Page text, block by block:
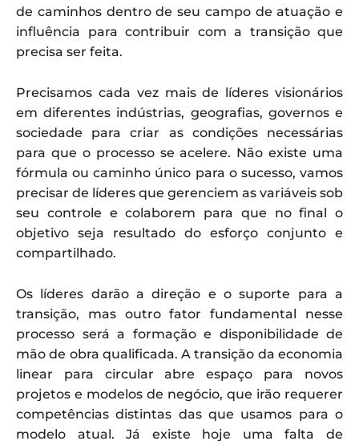
de caminhos dentro de seu campo de atuação e
influência para contribuir com a transição que
precisa ser feita.
Precisamos cada vez mais de líderes visionários
em diferentes indústrias, geografias, governos e
sociedade para criar as condições necessárias
para que o processo se acelere. Não existe uma
fórmula ou caminho único para o sucesso, vamos
precisar de líderes que gerenciem as variáveis sob
seu controle e colaborem para que no final o
objetivo seja resultado do esforço conjunto e
compartilhado.
Os líderes darão a direção e o suporte para a
transição, mas outro fator fundamental nesse
processo será a formação e disponibilidade de
mão de obra qualificada. A transição da economia
linear para circular abre espaço para novos
projetos e modelos de negócio, que irão requerer
competências distintas das que usamos para o
modelo atual. Já existe hoje uma falta de